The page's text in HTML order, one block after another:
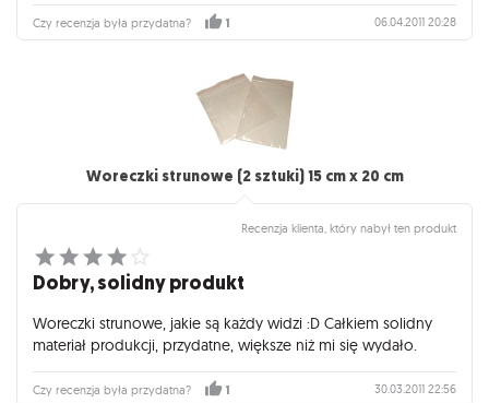
Czy recenzja była przydatna? 1 06.04.2011 20:28
Woreczki strunowe (2 sztuki) 15 cm x 20 cm
Recenzja klienta, który nabył ten produkt
Dobry, solidny produkt
Woreczki strunowe, jakie są każdy widzi :D Całkiem solidny
materiał produkcji, przydatne, większe niż mi się wydało.
Czy recenzja była przydatna? 1 30.03.2011 22:56